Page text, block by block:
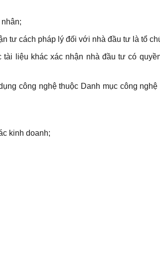
tư cách pháp lý đối với nhà đầu tư là tổ
liệu khác xác nhận nhà đầu tư có
công nghệ thuộc Danh mục công nghệ
kinh doanh;